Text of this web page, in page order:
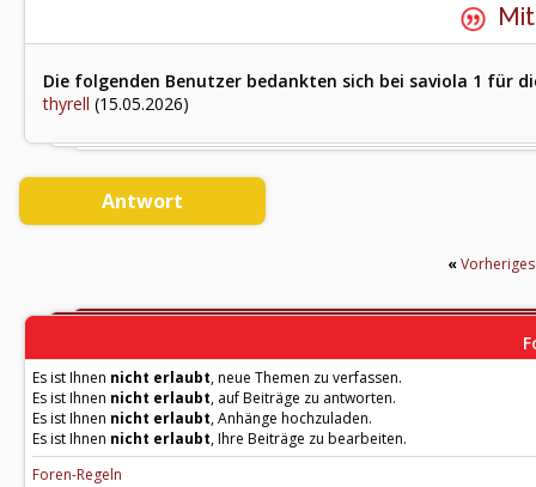
Die folgenden Benutzer bedankten sich bei saviola 1 für
thyrell (15.05.2026)
Antwort
«
Es ist Ihnen nicht erlaubt, neue Themen zu verfassen.
Es ist Ihnen nicht erlaubt, auf Beiträge zu antworten.
Es ist Ihnen nicht erlaubt, Anhänge hochzuladen.
Es ist Ihnen nicht erlaubt, Ihre Beiträge zu bearbeiten.
Foren-Regeln